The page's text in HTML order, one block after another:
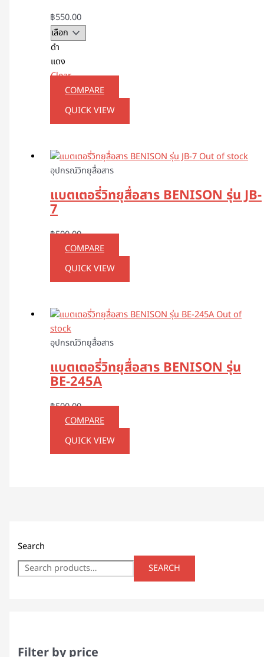
Search
SEARCH
Filter by price
฿550.00
ดำ
แดง
Clear
COMPARE
QUICK VIEW
Out of stock
อุปกรณ์วิทยุสื่อสาร
แบตเตอรี่วิทยุสื่อสาร BENISON รุ่น JB-
7
฿500.00
COMPARE
QUICK VIEW
Out of
stock
อุปกรณ์วิทยุสื่อสาร
แบตเตอรี่วิทยุสื่อสาร BENISON รุ่น
BE-245A
฿500.00
COMPARE
QUICK VIEW